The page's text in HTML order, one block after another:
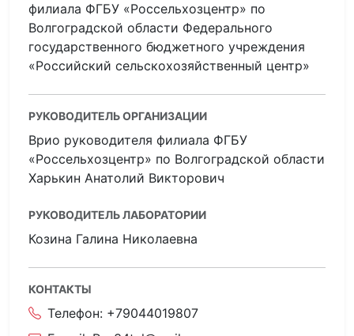
филиала ФГБУ «Россельхозцентр» по
Волгоградской области Федерального
государственного бюджетного учреждения
«Российский сельскохозяйственный центр»
РУКОВОДИТЕЛЬ ОРГАНИЗАЦИИ
Врио руководителя филиала ФГБУ
«Россельхозцентр» по Волгоградской области
Харькин Анатолий Викторович
РУКОВОДИТЕЛЬ ЛАБОРАТОРИИ
Козина Галина Николаевна
КОНТАКТЫ
Телефон: +79044019807